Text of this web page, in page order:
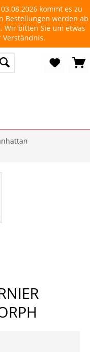
kommt es zu
Bestellungen werden ab
Wir bitten Sie um etwas
Verständnis.